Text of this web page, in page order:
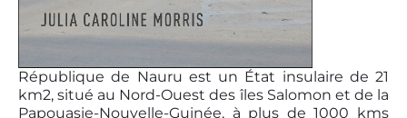
République de Nauru est un État insulaire de 21
km2, situé au Nord-Ouest des îles Salomon et de la
Papouasie-Nouvelle-Guinée, à plus de 1000 kms